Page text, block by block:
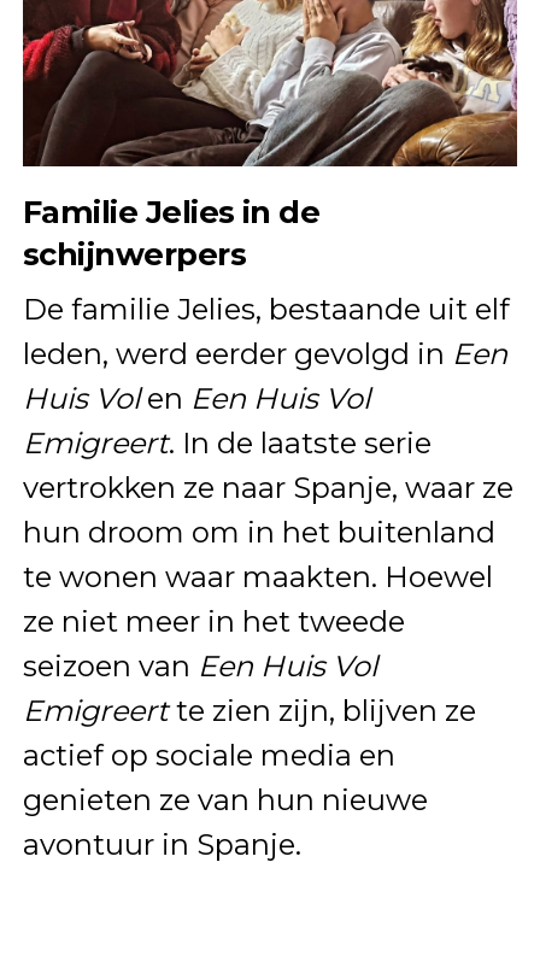
Familie Jelies in de
schijnwerpers
De familie Jelies, bestaande uit elf
leden, werd eerder gevolgd in Een
Huis Volen Een Huis Vol
Emigreert. In de laatste serie
vertrokken ze naar Spanje, waar ze
hun droom om in het buitenland
te wonen waar maakten. Hoewel
ze niet meer in het tweede
seizoen van Een Huis Vol
Emigreertte zien zijn, blijven ze
actief op sociale media en
genieten ze van hun nieuwe
avontuur in Spanje.